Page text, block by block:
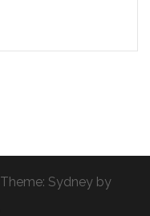
Theme: Sydney by